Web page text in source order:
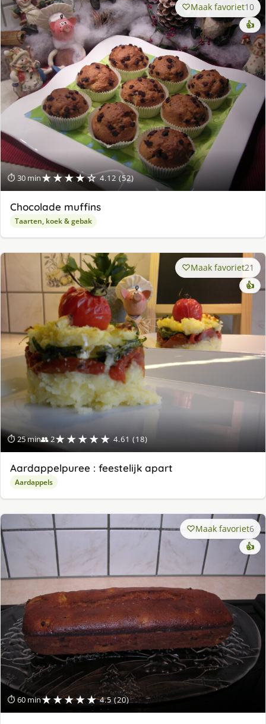
⏱ 30 min★★★★☆ 4.12 (52)
Maak favoriet10
👍
Chocolade muffins
Taarten, koek & gebak
⏱ 25 min👥 2★★★★★ 4.61 (18)
Maak favoriet21
👍
Aardappelpuree : feestelijk apart
Aardappels
⏱ 60 min★★★★★ 4.5 (20)
Maak favoriet6
👍